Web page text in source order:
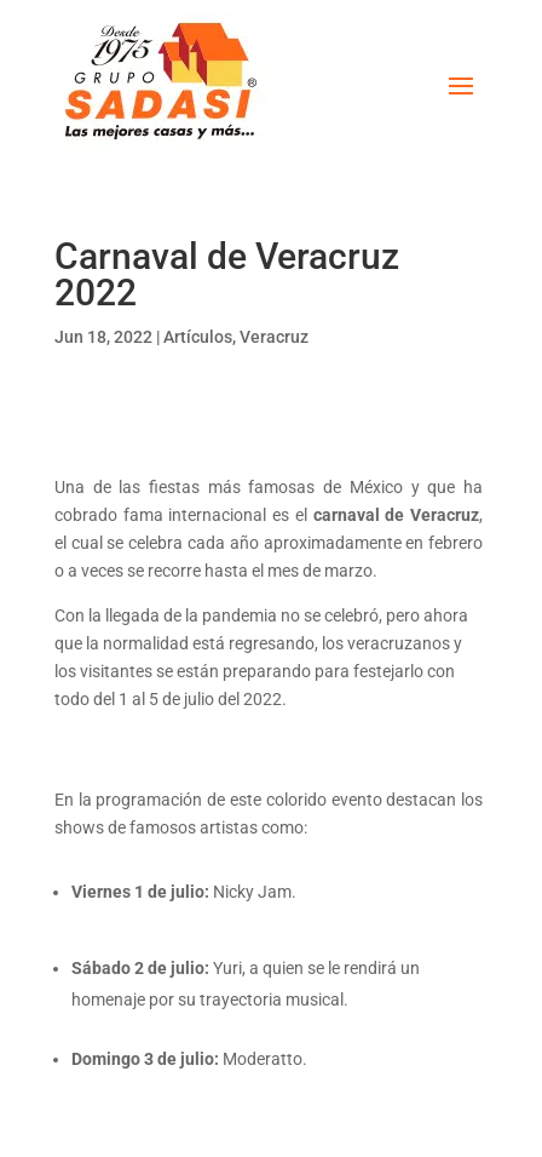
Carnaval de Veracruz
2022
Jun 18, 2022 |Artículos,Veracruz
Una de las fiestas más famosas de México y que ha
cobrado fama internacional es el carnaval de Veracruz,
el cual se celebra cada año aproximadamente en febrero
o a veces se recorre hasta el mes de marzo.
Con la llegada de la pandemia no se celebró, pero ahora
que la normalidad está regresando, los veracruzanos y
los visitantes se están preparando para festejarlo con
todo del 1 al 5 de julio del 2022.
En la programación de este colorido evento destacan los
shows de famosos artistas como:
Viernes 1 de julio: Nicky Jam.
Sábado 2 de julio: Yuri, a quien se le rendirá un
homenaje por su trayectoria musical.
Domingo 3 de julio: Moderatto.